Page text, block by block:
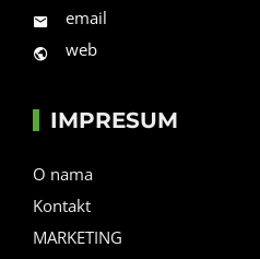
email
web
IMPRESUM
O nama
Kontakt
MARKETING